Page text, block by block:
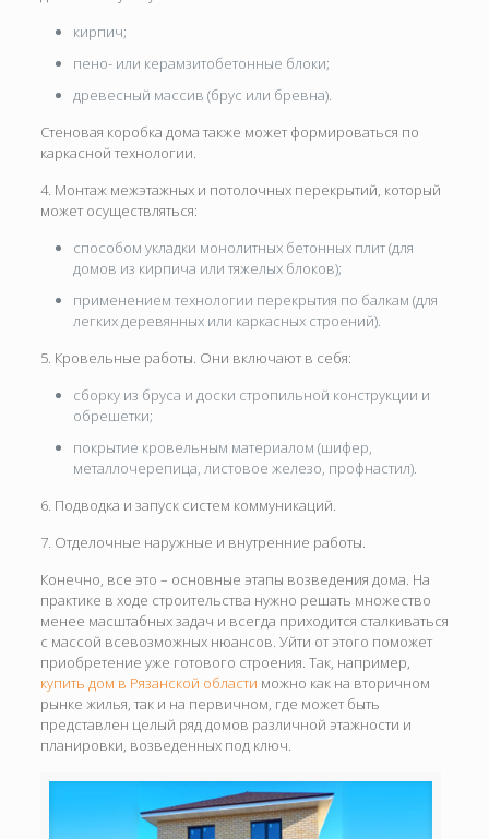
кирпич;
пено- или керамзитобетонные блоки;
древесный массив (брус или бревна).
Стеновая коробка дома также может формироваться по
каркасной технологии.
4. Монтаж межэтажных и потолочных перекрытий, который
может осуществляться:
способом укладки монолитных бетонных плит (для
домов из кирпича или тяжелых блоков);
применением технологии перекрытия по балкам (для
легких деревянных или каркасных строений).
5. Кровельные работы. Они включают в себя:
сборку из бруса и доски стропильной конструкции и
обрешетки;
покрытие кровельным материалом (шифер,
металлочерепица, листовое железо, профнастил).
6. Подводка и запуск систем коммуникаций.
7. Отделочные наружные и внутренние работы.
Конечно, все это – основные этапы возведения дома. На
практике в ходе строительства нужно решать множество
менее масштабных задач и всегда приходится сталкиваться
с массой всевозможных нюансов. Уйти от этого поможет
приобретение уже готового строения. Так, например,
купить дом в Рязанской области можно как на вторичном
рынке жилья, так и на первичном, где может быть
представлен целый ряд домов различной этажности и
планировки, возведенных под ключ.